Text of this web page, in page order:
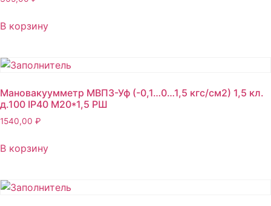
В корзину
Мановакуумметр МВП3-Уф (-0,1…0…1,5 кгс/см2) 1,5 кл.
д.100 IP40 M20*1,5 РШ
1540,00 ₽
В корзину